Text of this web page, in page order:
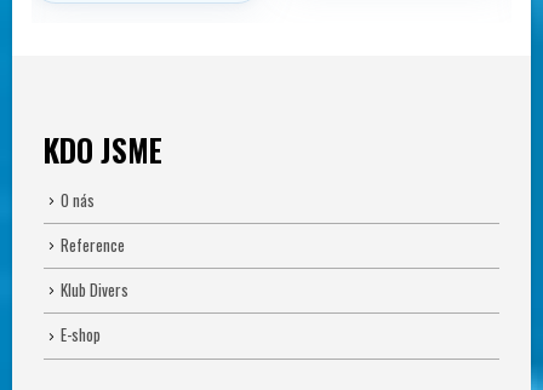
KDO JSME
O nás
Reference
Klub Divers
E-shop